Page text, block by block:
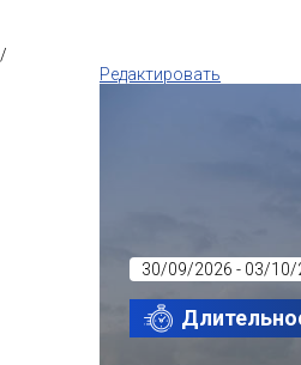
/
Редактировать
30/09/2026 - 03/10/